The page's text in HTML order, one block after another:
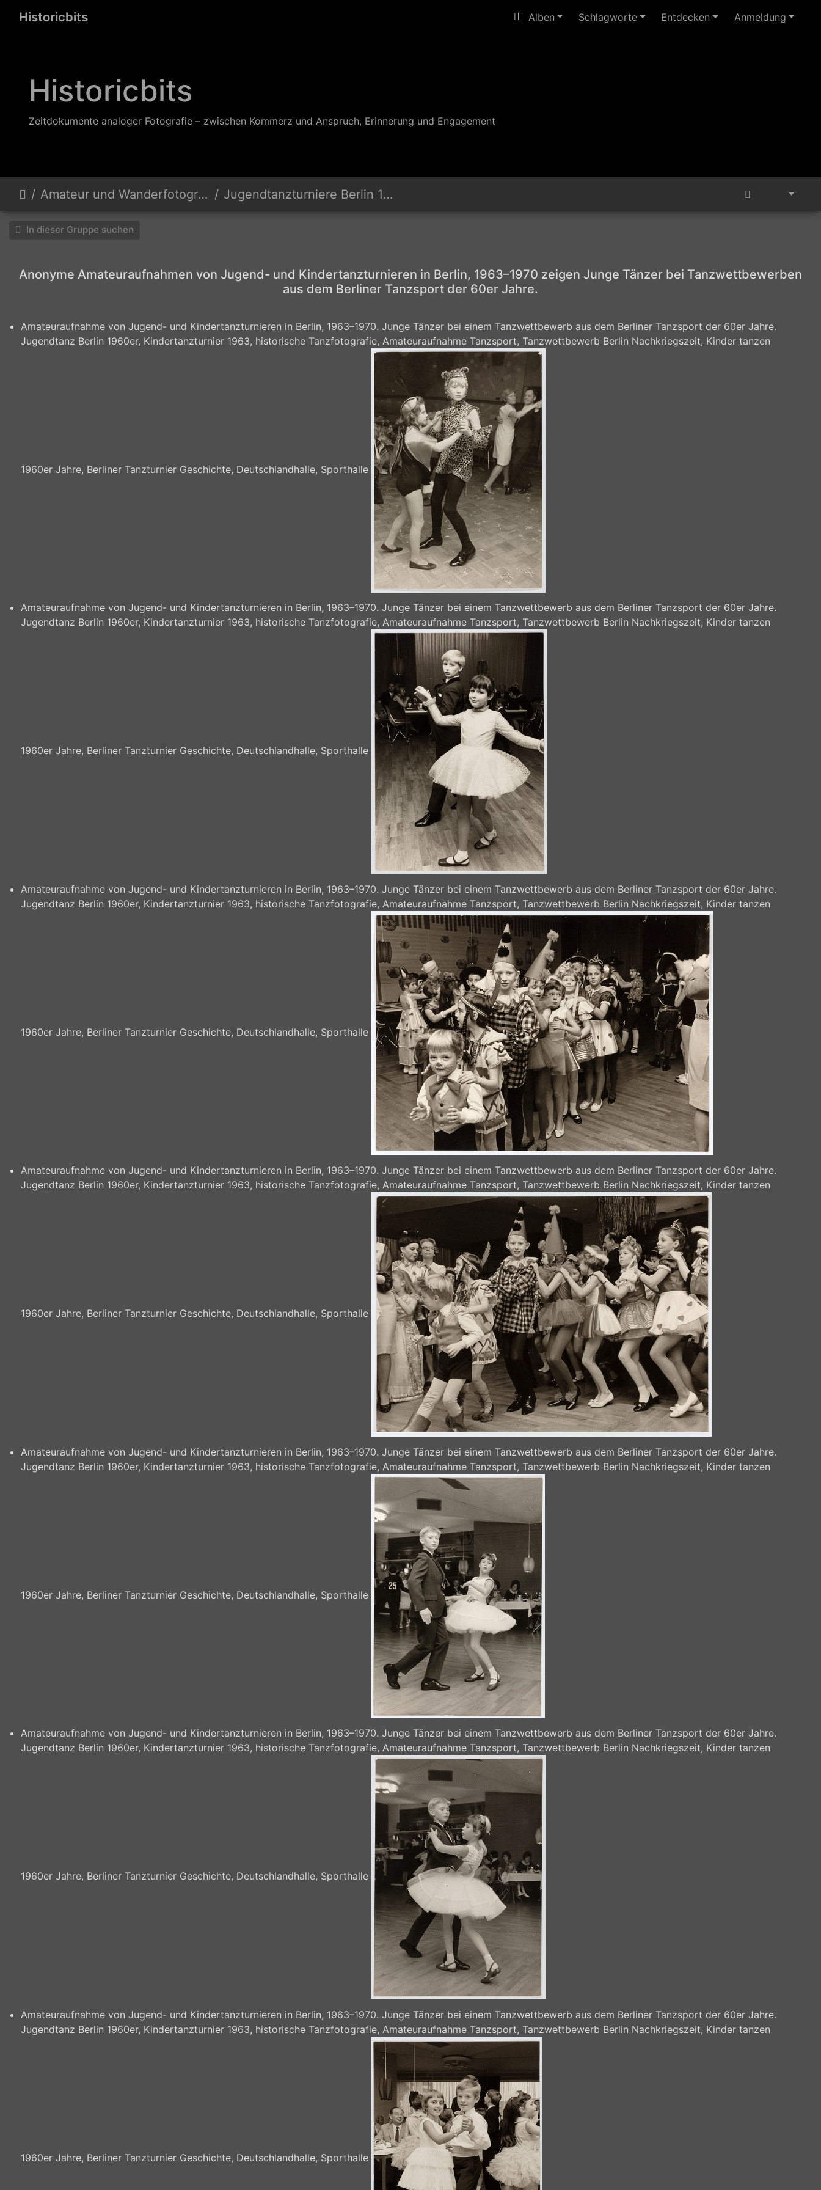
Historicbits Alben Schlagworte Entdecken Anmeldung
Historicbits
Zeitdokumente analoger Fotografie – zwischen Kommerz und Anspruch, Erinnerung und Engagement
Amateur und Wanderfotografen Jugendtanzturniere Berlin 1960er
In dieser Gruppe suchen
Anonyme Amateuraufnahmen von Jugend- und Kindertanzturnieren in Berlin, 1963–1970 zeigen Junge Tänzer bei Tanzwettbewerben
aus dem Berliner Tanzsport der 60er Jahre.
Amateuraufnahme von Jugend- und Kindertanzturnieren in Berlin, 1963–1970. Junge Tänzer bei einem Tanzwettbewerb aus dem Berliner Tanzsport der 60er Jahre.
Jugendtanz Berlin 1960er, Kindertanzturnier 1963, historische Tanzfotografie, Amateuraufnahme Tanzsport, Tanzwettbewerb Berlin Nachkriegszeit, Kinder tanzen
1960er Jahre, Berliner Tanzturnier Geschichte, Deutschlandhalle, Sporthalle
Amateuraufnahme von Jugend- und Kindertanzturnieren in Berlin, 1963–1970. Junge Tänzer bei einem Tanzwettbewerb aus dem Berliner Tanzsport der 60er Jahre.
Jugendtanz Berlin 1960er, Kindertanzturnier 1963, historische Tanzfotografie, Amateuraufnahme Tanzsport, Tanzwettbewerb Berlin Nachkriegszeit, Kinder tanzen
1960er Jahre, Berliner Tanzturnier Geschichte, Deutschlandhalle, Sporthalle
Amateuraufnahme von Jugend- und Kindertanzturnieren in Berlin, 1963–1970. Junge Tänzer bei einem Tanzwettbewerb aus dem Berliner Tanzsport der 60er Jahre.
Jugendtanz Berlin 1960er, Kindertanzturnier 1963, historische Tanzfotografie, Amateuraufnahme Tanzsport, Tanzwettbewerb Berlin Nachkriegszeit, Kinder tanzen
1960er Jahre, Berliner Tanzturnier Geschichte, Deutschlandhalle, Sporthalle
Amateuraufnahme von Jugend- und Kindertanzturnieren in Berlin, 1963–1970. Junge Tänzer bei einem Tanzwettbewerb aus dem Berliner Tanzsport der 60er Jahre.
Jugendtanz Berlin 1960er, Kindertanzturnier 1963, historische Tanzfotografie, Amateuraufnahme Tanzsport, Tanzwettbewerb Berlin Nachkriegszeit, Kinder tanzen
1960er Jahre, Berliner Tanzturnier Geschichte, Deutschlandhalle, Sporthalle
Amateuraufnahme von Jugend- und Kindertanzturnieren in Berlin, 1963–1970. Junge Tänzer bei einem Tanzwettbewerb aus dem Berliner Tanzsport der 60er Jahre.
Jugendtanz Berlin 1960er, Kindertanzturnier 1963, historische Tanzfotografie, Amateuraufnahme Tanzsport, Tanzwettbewerb Berlin Nachkriegszeit, Kinder tanzen
1960er Jahre, Berliner Tanzturnier Geschichte, Deutschlandhalle, Sporthalle
Amateuraufnahme von Jugend- und Kindertanzturnieren in Berlin, 1963–1970. Junge Tänzer bei einem Tanzwettbewerb aus dem Berliner Tanzsport der 60er Jahre.
Jugendtanz Berlin 1960er, Kindertanzturnier 1963, historische Tanzfotografie, Amateuraufnahme Tanzsport, Tanzwettbewerb Berlin Nachkriegszeit, Kinder tanzen
1960er Jahre, Berliner Tanzturnier Geschichte, Deutschlandhalle, Sporthalle
Amateuraufnahme von Jugend- und Kindertanzturnieren in Berlin, 1963–1970. Junge Tänzer bei einem Tanzwettbewerb aus dem Berliner Tanzsport der 60er Jahre.
Jugendtanz Berlin 1960er, Kindertanzturnier 1963, historische Tanzfotografie, Amateuraufnahme Tanzsport, Tanzwettbewerb Berlin Nachkriegszeit, Kinder tanzen
1960er Jahre, Berliner Tanzturnier Geschichte, Deutschlandhalle, Sporthalle